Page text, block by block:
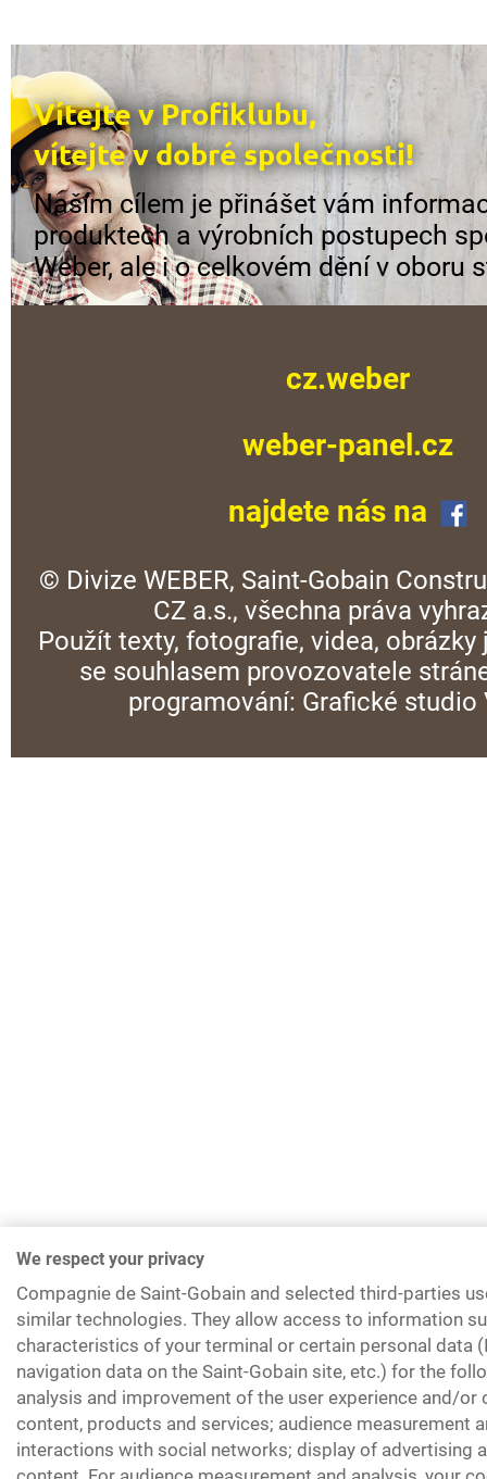
Vítejte v Profiklubu,
vítejte v dobré společnosti!
Naším cílem je přinášet vám
produktech a výrobních postupech
Weber, ale i o celkovém dění v oboru
cz.weber
weber-panel.cz
najdete nás na
© Divize WEBER, Saint-Gobain
CZ a.s., všechna práva
Použít texty, fotografie, videa, obrázky
se souhlasem provozovatele
programování: Grafické studio
We respect your privacy
Compagnie de Saint-Gobain and selected third-parties
similar technologies. They allow access to information
characteristics of your terminal or certain personal data
navigation data on the Saint-Gobain site, etc.) for the
analysis and improvement of the user experience and/or
content, products and services; audience measurement
interactions with social networks; display of advertising